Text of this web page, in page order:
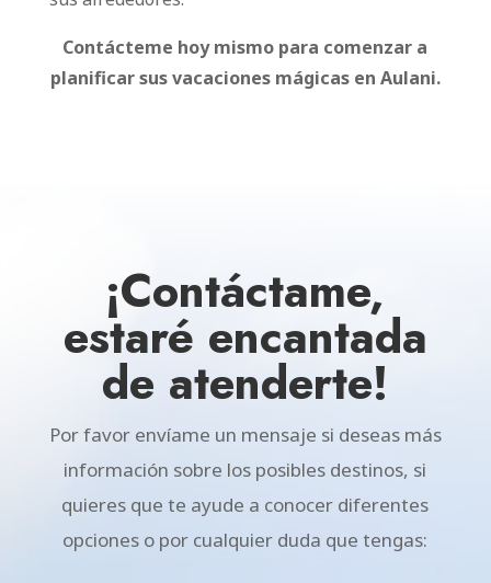
Contácteme hoy mismo para comenzar a
planificar sus vacaciones mágicas en Aulani.
¡Contáctame,
estaré encantada
de atenderte!
Por favor envíame un mensaje si deseas más
información sobre los posibles destinos, si
quieres que te ayude a conocer diferentes
opciones o por cualquier duda que tengas: